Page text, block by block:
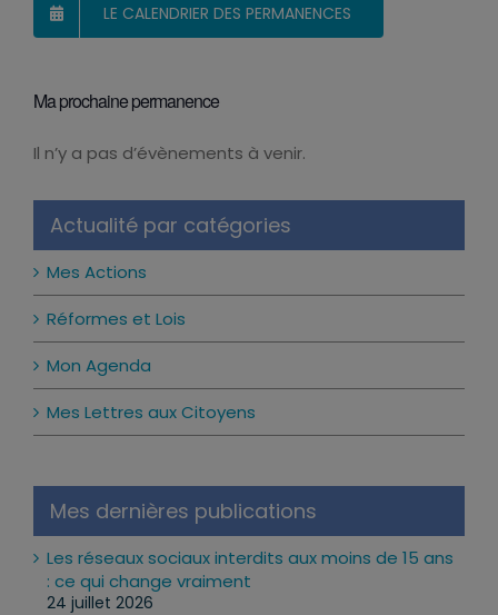
LE CALENDRIER DES PERMANENCES
Ma prochaine permanence
Notice
Il n’y a pas d’évènements à venir.
Actualité par catégories
Mes Actions
Réformes et Lois
Mon Agenda
Mes Lettres aux Citoyens
Mes dernières publications
Les réseaux sociaux interdits aux moins de 15 ans
: ce qui change vraiment
24 juillet 2026